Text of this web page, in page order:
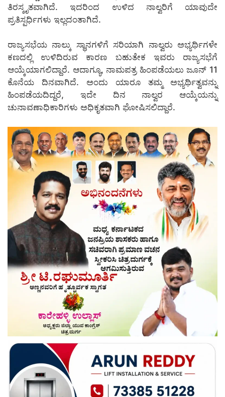
ತಿರಸ್ಕೃತವಾಗಿದೆ. ಇದರಿಂದ ಉಳಿದ ನಾಲ್ವರಿಗೆ ಯಾವುದೇ
ಪ್ರತಿಸ್ಪರ್ಧಿಗಳು ಇಲ್ಲದಂತಾಗಿದೆ.
ರಾಜ್ಯಸಭೆಯ ನಾಲ್ಕು ಸ್ಥಾನಗಳಿಗೆ ಸರಿಯಾಗಿ ನಾಲ್ವರು ಅಭ್ಯರ್ಥಿಗಳೇ
ಕಣದಲ್ಲಿ ಉಳಿದಿರುವ ಕಾರಣ ಬಹುತೇಕ ಇವರು ರಾಜ್ಯಸಭೆಗೆ
ಆಯ್ಕೆಯಾಗಲಿದ್ದಾರೆ. ಆದಾಗ್ಯೂ, ನಾಮಪತ್ರ ಹಿಂಪಡೆಯಲು ಜೂನ್ 11
ಕೊನೆಯ ದಿನವಾಗಿದೆ. ಅಂದು ಯಾರೂ ತಮ್ಮ ಅಭ್ಯರ್ಥಿತ್ವವನ್ನು
ಹಿಂಪಡೆಯದಿದ್ದರೆ, ಇದೇ ದಿನ ನಾಲ್ವರ ಆಯ್ಕೆಯನ್ನು
ಚುನಾವಣಾಧಿಕಾರಿಗಳು ಅಧಿಕೃತವಾಗಿ ಘೋಷಿಸಲಿದ್ದಾರೆ.